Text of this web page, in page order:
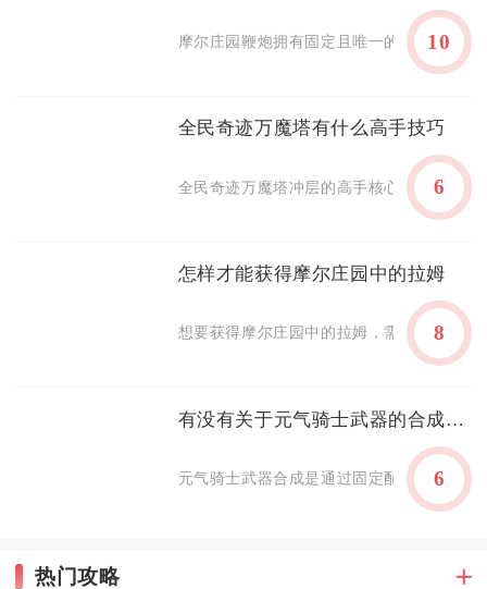
摩尔庄园鞭炮拥有固定且唯一的正确操作
10
全民奇迹万魔塔有什么高手技巧
全民奇迹万魔塔冲层的高手核心思路是放
6
怎样才能获得摩尔庄园中的拉姆
想要获得摩尔庄园中的拉姆，需完成爱心
8
有没有关于元气骑士武器的合成介绍
元气骑士武器合成是通过固定配方将2-3把
6
热门攻略